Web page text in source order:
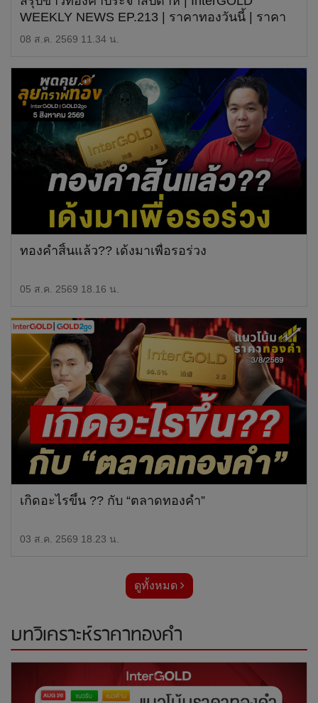
WEEKLY NEWS EP.213 | ราคาทองวันนี้ | ราคา
ทองคำแท่ง | ทองคำราคา
08 ส.ค. 2569 11.34 น.
ทองคำสิ้นแล้ว?? เด้งมาเพื่อรอร่วง
05 ส.ค. 2569 18.16 น.
เกิดอะไรขึ้น ?? กับ “ตลาดทองคำ”
03 ส.ค. 2569 18.23 น.
ดูทั้งหมด
บทวิเคราะห์ราคาทองคำ